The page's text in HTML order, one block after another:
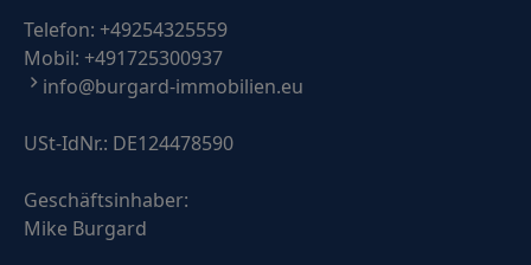
Telefon: +49254325559
Mobil: +491725300937
info@burgard-immobilien.eu
USt-IdNr.: DE124478590
Geschäftsinhaber:
Mike Burgard